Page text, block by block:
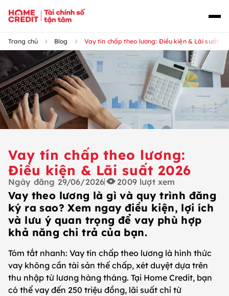
Trang chủ Blog Vay tín chấp theo lương: Điều kiện & Lãi suất
Vay tín chấp theo lương:
Điều kiện & Lãi suất 2026
Ngày đăng 29/06/2026 2009 lượt xem
Vay theo lương là gì và quy trình đăng
ký ra sao? Xem ngay điều kiện, lợi ích
và lưu ý quan trọng để vay phù hợp
khả năng chi trả của bạn.
Tóm tắt nhanh: Vay tín chấp theo lương là hình thức
vay không cần tài sản thế chấp, xét duyệt dựa trên
thu nhập từ lương hàng tháng. Tại Home Credit, bạn
có thể vay đến 250 triệu đồng, lãi suất chỉ từ